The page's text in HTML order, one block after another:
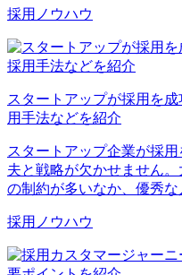
採用ノウハウ
スタートアップが採用を
用手法などを紹介
スタートアップ企業が採
夫と戦略が欠かせません
の制約が多いなか、優秀な
採用ノウハウ